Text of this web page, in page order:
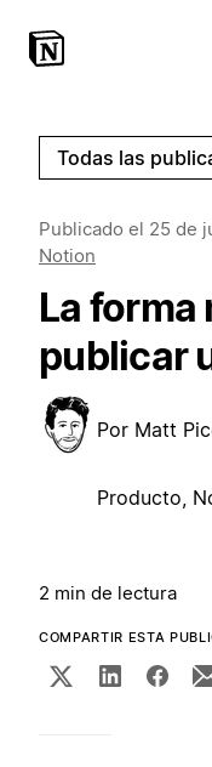
Todas las
Publicado el 25 de
Notion
La forma
publicar
Por Matt
Producto,
2 min de lectura
COMPARTIR ESTA